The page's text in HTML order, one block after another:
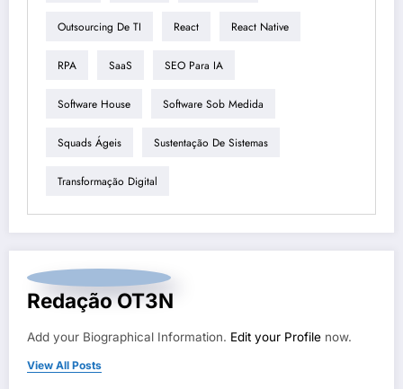
Outsourcing De TI React React Native
RPA SaaS SEO Para IA
Software House Software Sob Medida
Squads Ágeis Sustentação De Sistemas
Transformação Digital
Redação OT3N
Add your Biographical Information. Edit your Profile now.
View All Posts